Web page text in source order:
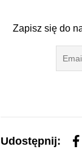
Zapisz się do
Udostępnij: